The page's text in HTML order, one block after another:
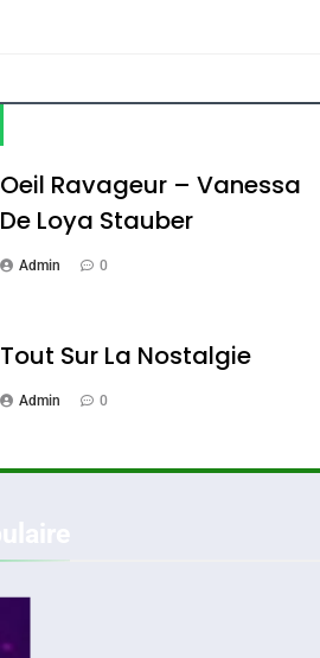
Oeil Ravageur – Vanessa
De Loya Stauber
Admin 0
Tout Sur La Nostalgie
Admin 0
Oeil Ravageur –
«Tu Dis Génocide, Je